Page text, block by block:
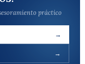
práctico
→
→